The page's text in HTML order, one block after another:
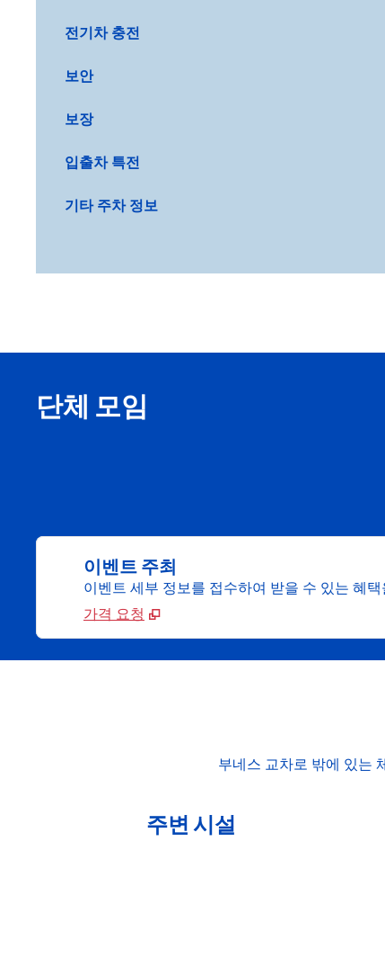
전기차 충전
보안
보장
입출차 특전
기타 주차 정보
단체 모임
이벤트 주최
이벤트 세부 정보를 접수하여 받을 수 있는 혜
가격 요청
부네스 교차로 밖에 있는
주변 시설